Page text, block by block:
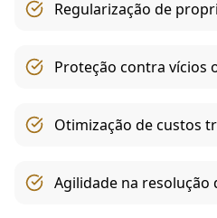
Regularização de
Proteção contra vícios
Otimização de custos
Agilidade na resolução